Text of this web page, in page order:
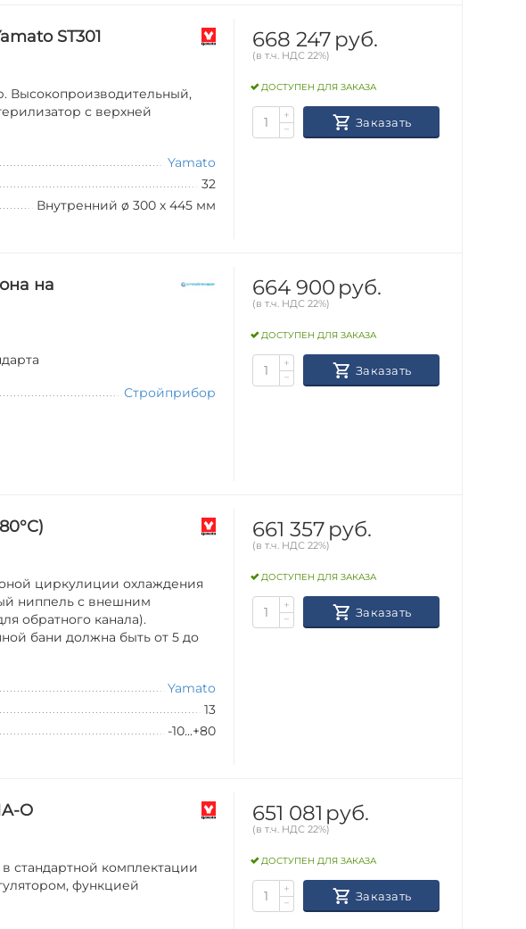
ST301
Высокопроизводительный,
с верхней
Yamato
32
Внутренний ø 300 х 445 мм
668 247 руб.
(в т.ч. НДС 22%)
ДОСТУПЕН ДЛЯ ЗАКАЗА
+
−
Заказать
на
Стройприбор
664 900 руб.
(в т.ч. НДС 22%)
ДОСТУПЕН ДЛЯ ЗАКАЗА
+
−
Заказать
циркулиции охлаждения
ниппель с внешним
обратного канала).
бани должна быть от 5 до
Yamato
13
-10...+80
661 357 руб.
(в т.ч. НДС 22%)
ДОСТУПЕН ДЛЯ ЗАКАЗА
+
−
Заказать
O
стандартной комплектации
функцией
651 081 руб.
(в т.ч. НДС 22%)
ДОСТУПЕН ДЛЯ ЗАКАЗА
+
−
Заказать